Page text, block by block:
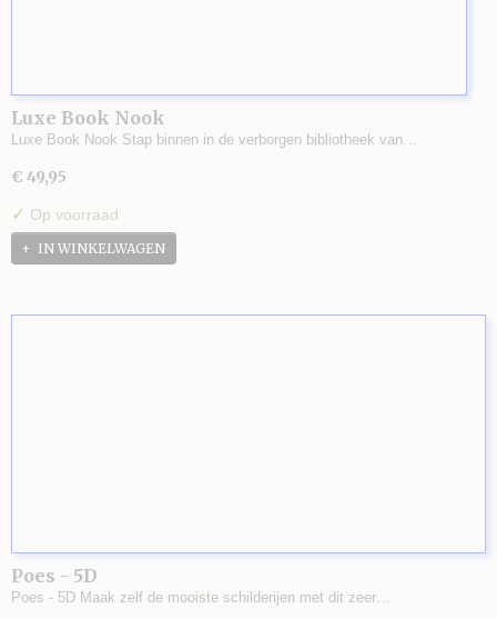
Luxe Book Nook
Luxe Book Nook Stap binnen in de verborgen bibliotheek van…
€ 49,95
✓ Op voorraad
IN WINKELWAGEN
Poes - 5D
Poes - 5D Maak zelf de mooiste schilderijen met dit zeer…